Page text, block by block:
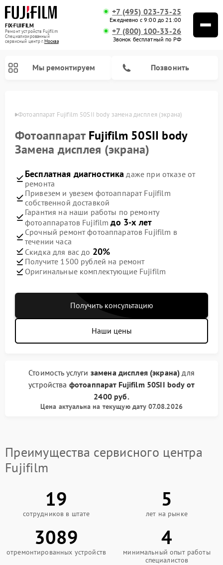
FIX-FUJIFILM
Ремонт устройств Fujifilm
Специализированный
cервисный центр г.Москва
+7 (495) 023-73-25
Ежедневно с 9:00 до 21:00
+7 (800) 100-33-26
Звонок бесплатный по РФ
Мы ремонтируем Позвонить
Фотоаппарат Fujifilm 50SII body замена дисплея (экрана)
Фотоаппарат Fujifilm 50SII body
Замена дисплея (экрана)
Бесплатная диагностика даже при отказе от
ремонта
Привезем и увезем фотоаппарат Fujifilm
собственной доставкой
Гарантия на наши работы по ремонту
фотоаппаратов Fujifilmдо 3-х лет
Срочный ремонт фотоаппаратов Fujifilm в
течении часа
Скидка для вас до 20%
Получите 1500 рублей на ремонт
Оригинальные комплектующие Fujifilm
Получить консультацию
Наши цены
Стоимость услуги замена дисплея (экрана) для
устройства фотоаппарат Fujifilm 50SII body от
2400 руб.
Цена актуальна на текущую дату 07.08.2026
Преимущества сервисного центра
Fujifilm
19
сотрудников в штате
5
лет на рынке
3089
отремонтированных устройств
4
минимальный опыт работы
специалистов